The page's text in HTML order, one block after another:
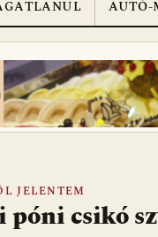
AUTÓ-
JELENTEM
póni csikó